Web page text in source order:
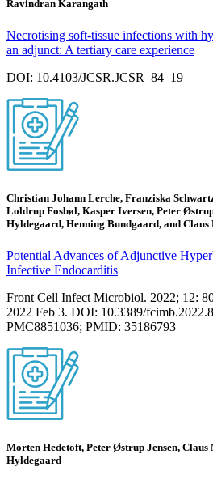
Ravindran Karangath
Necrotising soft-tissue infections with
an adjunct: A tertiary care experience
DOI: 10.4103/JCSR.JCSR_84_19
Christian Johann Lerche, Franziska
Loldrup Fosbøl, Kasper Iversen, Peter
Hyldegaard, Henning Bundgaard, and Claus
Potential Advances of Adjunctive
Infective Endocarditis
Front Cell Infect Microbiol. 2022; 12:
2022 Feb 3. DOI: 10.3389/
PMC8851036; PMID: 35186793
Morten Hedetoft, Peter Østrup Jensen,
Hyldegaard